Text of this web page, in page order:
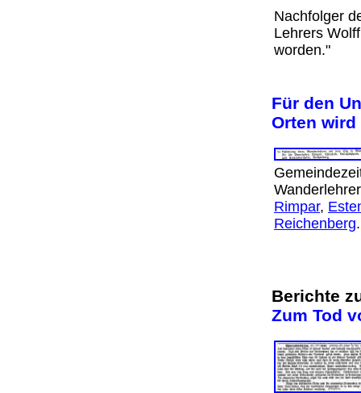
Nachfolger
Lehrers
worden."
Für den
Orten
Rimpar,
Reichenberg
Berichte
Zum Tod